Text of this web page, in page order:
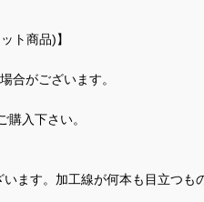
ト商品)】
合がございます。
入下さい。
ます。加工線が何本も目立つも